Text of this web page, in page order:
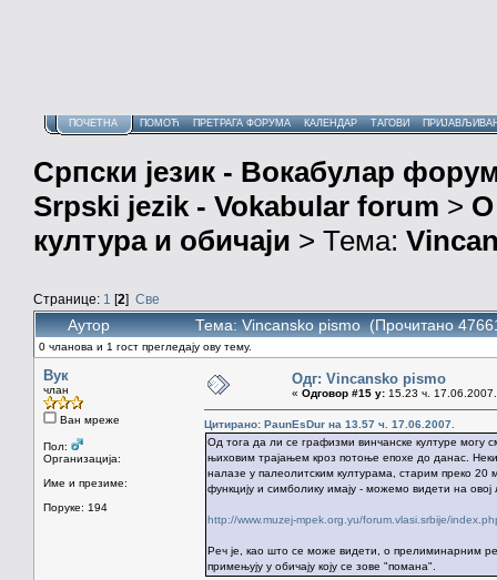
ПОЧЕТНА ПОМОЋ ПРЕТРАГА ФОРУМА КАЛЕНДАР ТАГОВИ
Српски језик - Вокабулар
Srpski jezik - Vokabular forum > О
култура и обичаји > Тема:
Странице: 1 [2] Све
Аутор Тема: Vincansko pismo (Прочитано
0 чланова и 1 гост прегледају ову тему.
Вук
члан
Ван мреже
Пол:
Организација:
Име и презиме:
Поруке: 194
Одг: Vincansko pismo
« Одговор #15 у: 15.23 ч.
Цитирано: PaunEsDur на 13.57 ч. 17.06.2007.
Од тога да ли се графизми винчанске културе могу
њиховим трајањем кроз потоње епохе до данас.
налазе у палеолитским културама, старим преко 20
функцију и симболику имају - можемо видети на овој
http://www.muzej-mpek.org.yu/forum.vlasi.srbije/
Реч је, као што се може видети, о прелиминарним
примењују у обичају коју се зове "помана".